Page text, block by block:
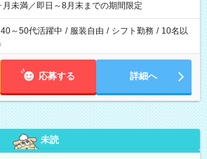
月未満／即日～8月末までの期間限定
40～50代活躍中 / 服装自由 / シフト勤務 / 10名以
応募する 詳細へ
未読